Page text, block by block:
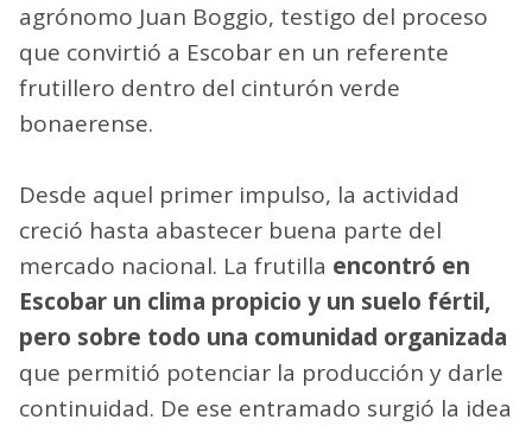
agrónomo Juan Boggio, testigo del proceso
que convirtió a Escobar en un referente
frutillero dentro del cinturón verde
bonaerense.
Desde aquel primer impulso, la actividad
creció hasta abastecer buena parte del
mercado nacional. La frutilla encontró en
Escobar un clima propicio y un suelo fértil,
pero sobre todo una comunidad organizada
que permitió potenciar la producción y darle
continuidad. De ese entramado surgió la idea